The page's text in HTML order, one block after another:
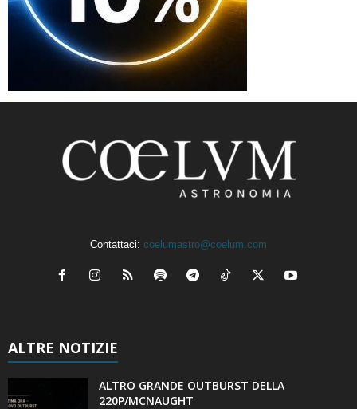
Contattaci: coelumastro@coelum.com
ALTRE NOTIZIE
ALTRO GRANDE OUTBURST DELLA
220P/MCNAUGHT